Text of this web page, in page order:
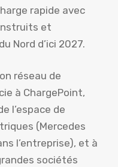
rapide avec
et
Nord d’ici 2027.
réseau de
à ChargePoint,
l’espace de
(Mercedes
l’entreprise), et à
sociétés